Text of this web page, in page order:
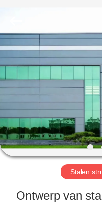
HUIS
PRODUCTEN
VIDEO'S
VR
-
All
Reserved.
Stalen
Ontwerp van